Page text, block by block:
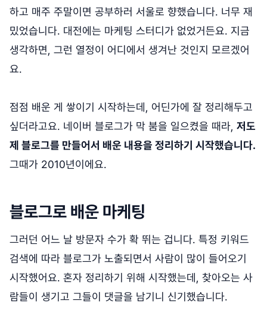
하고 매주 주말이면 공부하러 서울로 향했습니다. 너무 재
밌었습니다. 대전에는 마케팅 스터디가 없었거든요. 지금
생각하면, 그런 열정이 어디에서 생겨난 것인지 모르겠어
요.
점점 배운 게 쌓이기 시작하는데, 어딘가에 잘 정리해두고
싶더라고요. 네이버 블로그가 막 붐을 일으켰을 때라, 저도
제 블로그를 만들어서 배운 내용을 정리하기 시작했습니다.
그때가 2010년이에요.
블로그로 배운 마케팅
그러던 어느 날 방문자 수가 확 뛰는 겁니다. 특정 키워드
검색에 따라 블로그가 노출되면서 사람이 많이 들어오기
시작했어요. 혼자 정리하기 위해 시작했는데, 찾아오는 사
람들이 생기고 그들이 댓글을 남기니 신기했습니다.